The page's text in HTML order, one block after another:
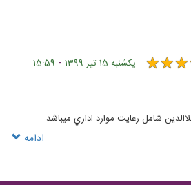
★★★
★★★ یکشنبه 15 تیر 1399 -
15:59
شامل رعايت موارد اداري ميباشد
ادامه